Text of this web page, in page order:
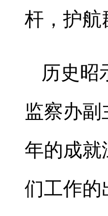
杆，护航
历史昭
监察办
年的成就
们工作的